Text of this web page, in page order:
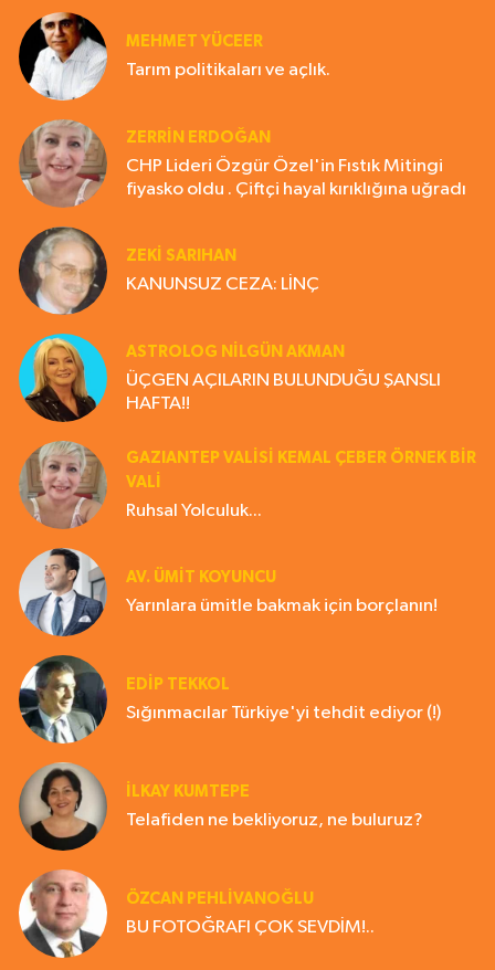
MEHMET YÜCEER
Tarım politikaları ve açlık.
ZERRIN ERDOĞAN
CHP Lideri Özgür Özel'in Fıstık Mitingi
fiyasko oldu . Çiftçi hayal kırıklığına uğradı
ZEKI SARIHAN
KANUNSUZ CEZA: LİNÇ
ASTROLOG NILGÜN AKMAN
ÜÇGEN AÇILARIN BULUNDUĞU ŞANSLI
HAFTA!!
GAZIANTEP VALISI KEMAL ÇEBER ÖRNEK BİR
VALİ
Ruhsal Yolculuk...
AV. ÜMIT KOYUNCU
Yarınlara ümitle bakmak için borçlanın!
EDIP TEKKOL
Sığınmacılar Türkiye'yi tehdit ediyor (!)
İLKAY KUMTEPE
Telafiden ne bekliyoruz, ne buluruz?
ÖZCAN PEHLİVANOĞLU
BU FOTOĞRAFI ÇOK SEVDİM!..